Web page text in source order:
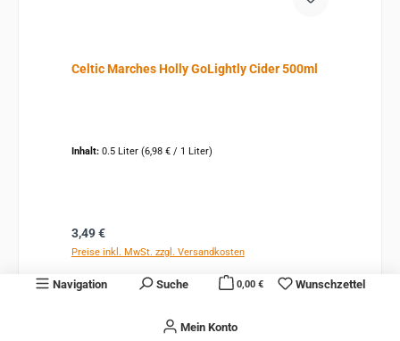
Navigation Suche Wunschzettel
Mein Konto
0,00 €
Celtic Marches Holly GoLightly Cider 500ml
Inhalt: 0.5 Liter (6,98 € / 1 Liter)
Regulärer Preis:
3,49 €
Preise inkl. MwSt. zzgl. Versandkosten
Details